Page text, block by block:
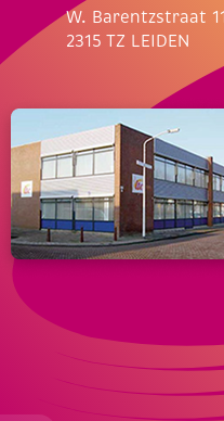
W. Barentzstraat
2315 TZ LEIDEN